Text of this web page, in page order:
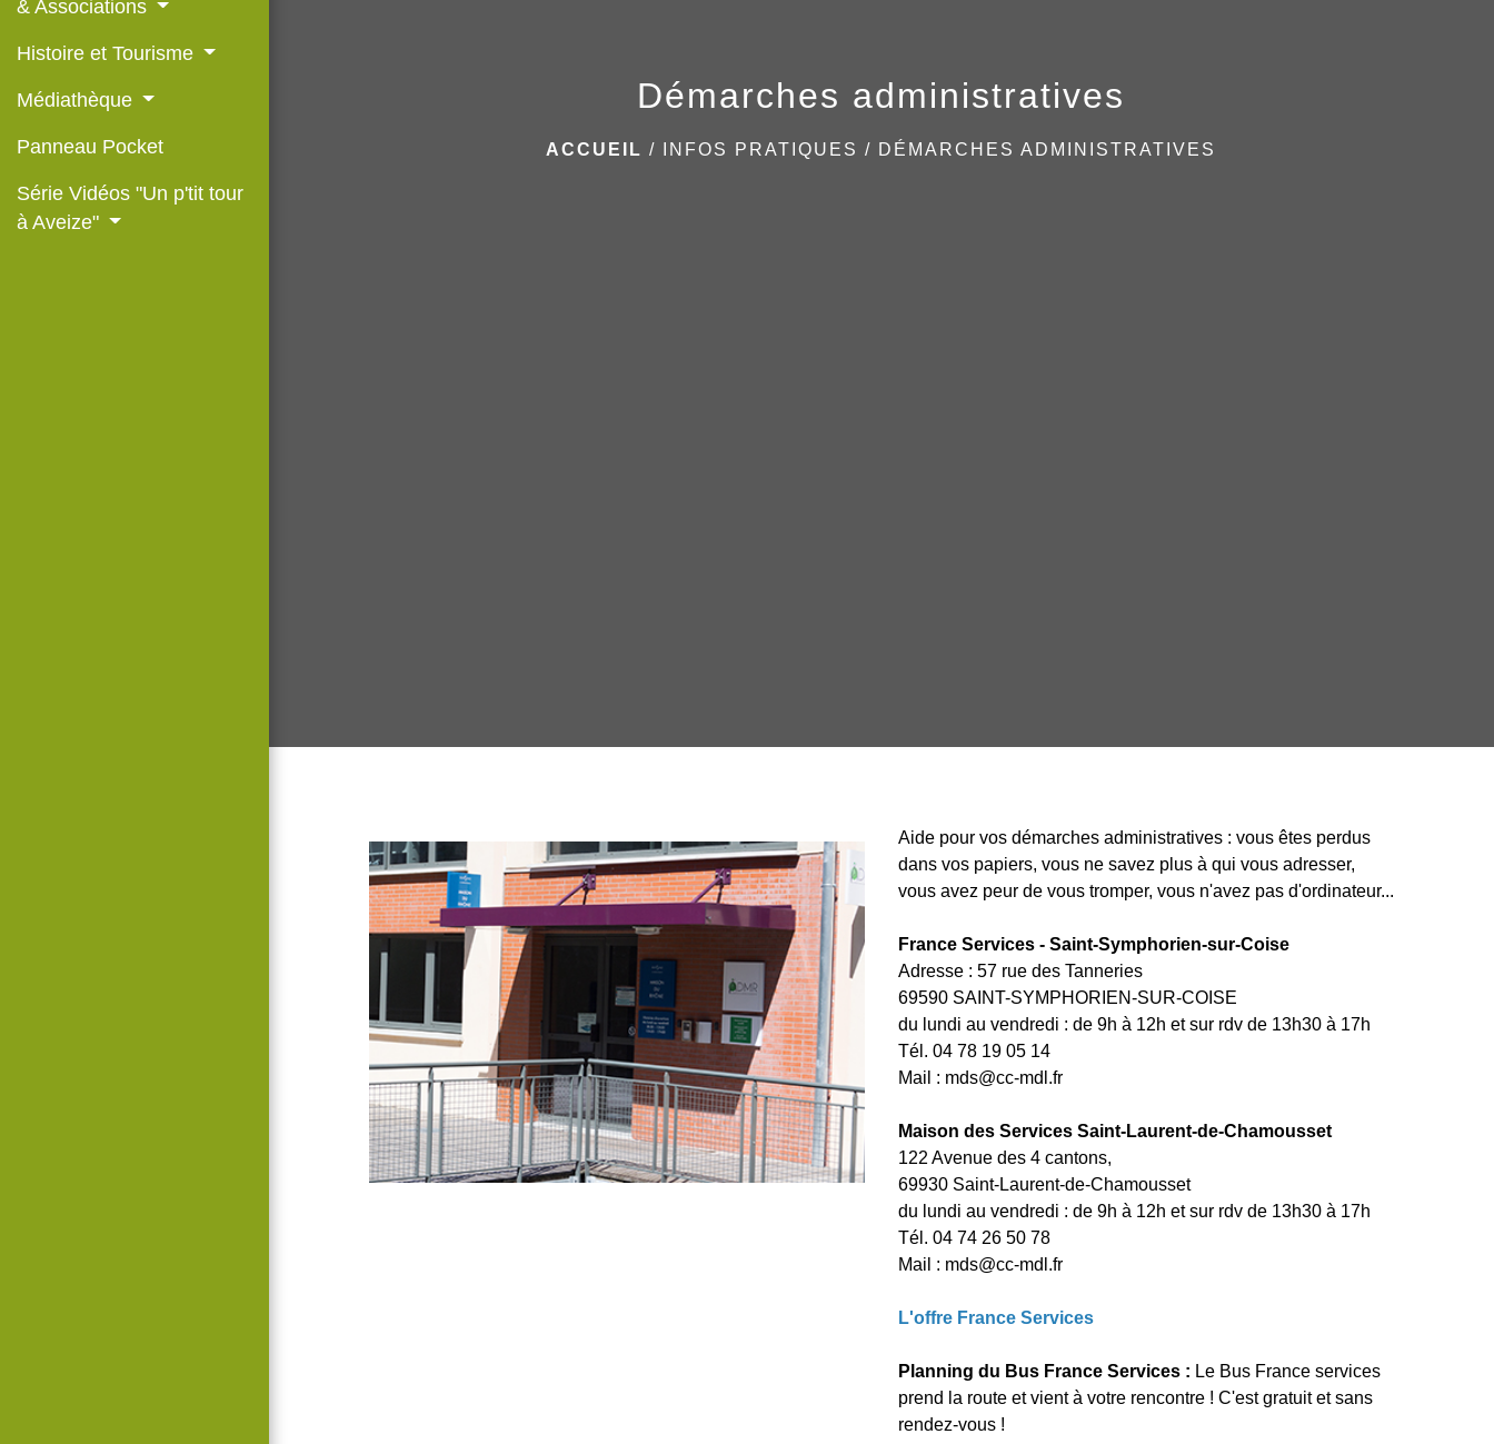
& Associations
Histoire et Tourisme
Médiathèque
Panneau Pocket
Série Vidéos "Un p'tit tour
à Aveize"
Démarches administratives
ACCUEIL / INFOS PRATIQUES / DÉMARCHES ADMINISTRATIVES
Aide pour vos démarches administratives : vous êtes perdus
dans vos papiers, vous ne savez plus à qui vous adresser,
vous avez peur de vous tromper, vous n'avez pas d'ordinateur...
France Services - Saint-Symphorien-sur-Coise
Adresse : 57 rue des Tanneries
69590 SAINT-SYMPHORIEN-SUR-COISE
du lundi au vendredi : de 9h à 12h et sur rdv de 13h30 à 17h
Tél. 04 78 19 05 14
Mail : mds@cc-mdl.fr
Maison des Services Saint-Laurent-de-Chamousset
122 Avenue des 4 cantons,
69930 Saint-Laurent-de-Chamousset
du lundi au vendredi : de 9h à 12h et sur rdv de 13h30 à 17h
Tél. 04 74 26 50 78
Mail : mds@cc-mdl.fr
L'offre France Services
Planning du Bus France Services : Le Bus France services
prend la route et vient à votre rencontre ! C'est gratuit et sans
rendez-vous !